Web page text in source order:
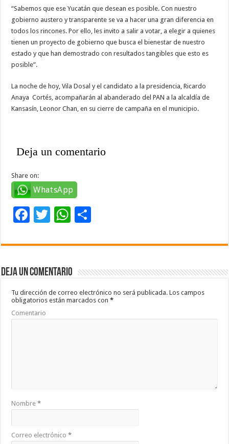
“Sabemos que ese Yucatán que desean es posible. Con nuestro
gobierno austero y transparente se va a hacer una gran diferencia en
todos los rincones. Por ello, les invito a salir a votar, a elegir a quienes
tienen un proyecto de gobierno que busca el bienestar de nuestro
estado y que han demostrado con resultados tangibles que esto es
posible”.
La noche de hoy, Vila Dosal y el candidato a la presidencia, Ricardo
Anaya Cortés, acompañarán al abanderado del PAN a la alcaldía de
Kansasín, Leonor Chan, en su cierre de campaña en el municipio.
Deja un comentario
Share on:
WhatsApp
F
e
b
o
o
k
T
tt
er
W
at
sA
p
p
m
ar
ti
Deja un comentario
Tu dirección de correo electrónico no será publicada. Los campos
obligatorios están marcados con*
Comentario
Nombre*
Correo electrónico*